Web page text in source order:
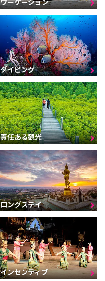
ダイビング
責任ある観光
ロングステイ
インセンティブ